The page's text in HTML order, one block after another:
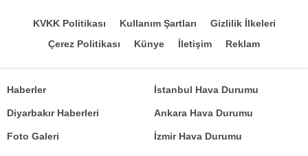
KVKK Politikası Kullanım Şartları
Gizlilik İlkeleri
Çerez Politikası
Künye İletişim Reklam
Haberler
Diyarbakır Haberleri
Foto Galeri
İstanbul Hava Durumu
Ankara Hava Durumu
İzmir Hava Durumu